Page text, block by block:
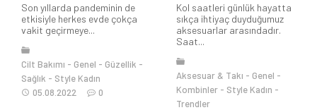
Son yıllarda pandeminin de
etkisiyle herkes evde çokça
vakit geçirmeye...
Cilt Bakımı Genel
Güzellik
Sağlık
Style Kadın
05.08.2022
0
Kol saatleri günlük hayatta
sıkça ihtiyaç duyduğumuz
aksesuarlar arasındadır.
Saat...
Aksesuar & Takı
Genel
Kombinler
Style Kadın
Trendler